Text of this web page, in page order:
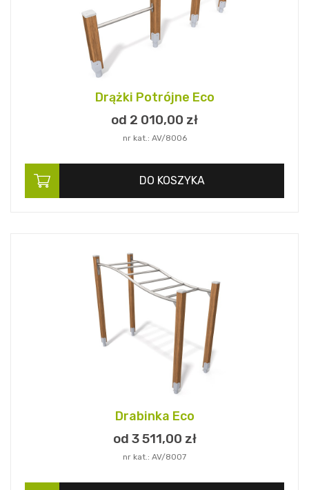
Drążki Potrójne Eco
od 2 010,00 zł
nr kat.: AV/8006
DO KOSZYKA
Drabinka Eco
od 3 511,00 zł
nr kat.: AV/8007